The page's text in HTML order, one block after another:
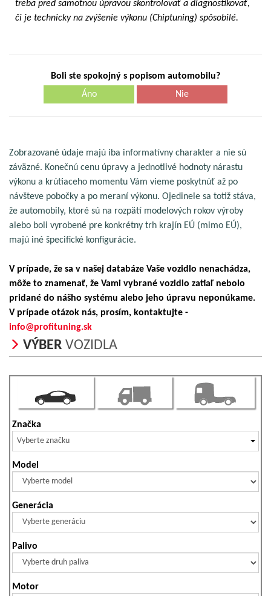
treba pred samotnou úpravou skontrolovať a diagnostikovať,
či je technicky na zvýšenie výkonu (Chiptuning) spôsobilé.
Boli ste spokojný s popisom automobilu?
Áno
Nie
Zobrazované údaje majú iba informatívny charakter a nie sú
záväzné. Konečnú cenu úpravy a jednotlivé hodnoty nárastu
výkonu a krútiaceho momentu Vám vieme poskytnúť až po
návšteve pobočky a po meraní výkonu. Ojedinele sa totiž stáva,
že automobily, ktoré sú na rozpätí modelových rokov výroby
alebo boli vyrobené pre konkrétny trh krajín EÚ (mimo EÚ),
majú iné špecifické konfigurácie.
V prípade, že sa v našej databáze Vaše vozidlo nenachádza,
môže to znamenať, že Vami vybrané vozidlo zatiaľ nebolo
pridané do nášho systému alebo jeho úpravu neponúkame.
V prípade otázok nás, prosím, kontaktujte -
info@profituning.sk
VÝBER VOZIDLA
Značka
Vyberte značku
Model
Generácia
Palivo
Motor